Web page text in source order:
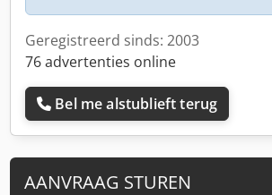
Geregistreerd sinds: 2003
76 advertenties online
Bel me alstublieft terug
AANVRAAG STUREN